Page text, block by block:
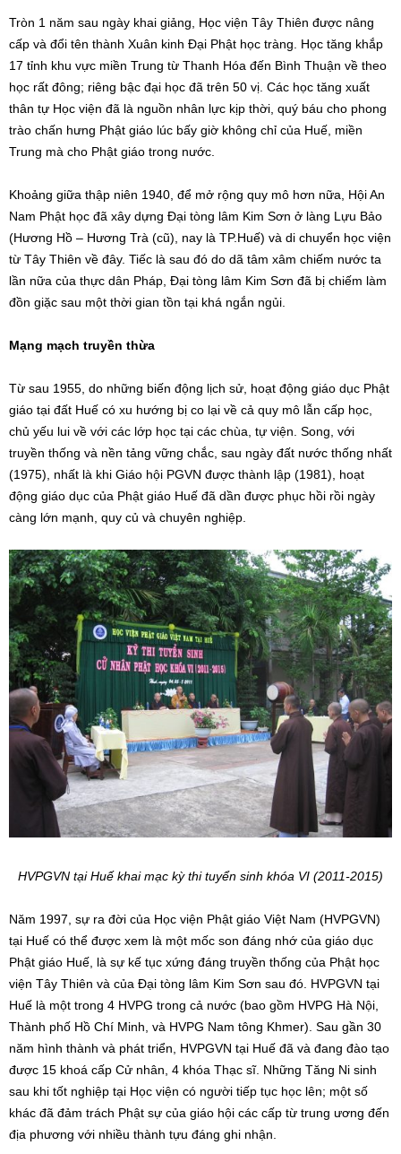
Tròn 1 năm sau ngày khai giảng, Học viện Tây Thiên được nâng
cấp và đổi tên thành Xuân kinh Đại Phật học tràng. Học tăng khắp
17 tỉnh khu vực miền Trung từ Thanh Hóa đến Bình Thuận về theo
học rất đông; riêng bậc đại học đã trên 50 vị. Các học tăng xuất
thân tự Học viện đã là nguồn nhân lực kịp thời, quý báu cho phong
trào chấn hưng Phật giáo lúc bấy giờ không chỉ của Huế, miền
Trung mà cho Phật giáo trong nước.
Khoảng giữa thập niên 1940, để mở rộng quy mô hơn nữa, Hội An
Nam Phật học đã xây dựng Đại tòng lâm Kim Sơn ở làng Lựu Bảo
(Hương Hồ – Hương Trà (cũ), nay là TP.Huế) và di chuyển học viện
từ Tây Thiên về đây. Tiếc là sau đó do dã tâm xâm chiếm nước ta
lần nữa của thực dân Pháp, Đại tòng lâm Kim Sơn đã bị chiếm làm
đồn giặc sau một thời gian tồn tại khá ngắn ngủi.
Mạng mạch truyền thừa
Từ sau 1955, do những biến động lịch sử, hoạt động giáo dục Phật
giáo tại đất Huế có xu hướng bị co lại về cả quy mô lẫn cấp học,
chủ yếu lui về với các lớp học tại các chùa, tự viện. Song, với
truyền thống và nền tảng vững chắc, sau ngày đất nước thống nhất
(1975), nhất là khi Giáo hội PGVN được thành lập (1981), hoạt
động giáo dục của Phật giáo Huế đã dần được phục hồi rồi ngày
càng lớn mạnh, quy củ và chuyên nghiệp.
HVPGVN tại Huế khai mạc kỳ thi tuyển sinh khóa VI (2011-2015)
Năm 1997, sự ra đời của Học viện Phật giáo Việt Nam (HVPGVN)
tại Huế có thể được xem là một mốc son đáng nhớ của giáo dục
Phật giáo Huế, là sự kế tục xứng đáng truyền thống của Phật học
viện Tây Thiên và của Đại tòng lâm Kim Sơn sau đó. HVPGVN tại
Huế là một trong 4 HVPG trong cả nước (bao gồm HVPG Hà Nội,
Thành phố Hồ Chí Minh, và HVPG Nam tông Khmer). Sau gần 30
năm hình thành và phát triển, HVPGVN tại Huế đã và đang đào tạo
được 15 khoá cấp Cử nhân, 4 khóa Thạc sĩ. Những Tăng Ni sinh
sau khi tốt nghiệp tại Học viện có người tiếp tục học lên; một số
khác đã đảm trách Phật sự của giáo hội các cấp từ trung ương đến
địa phương với nhiều thành tựu đáng ghi nhận.